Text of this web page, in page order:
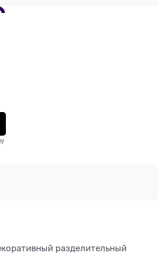
разделительный